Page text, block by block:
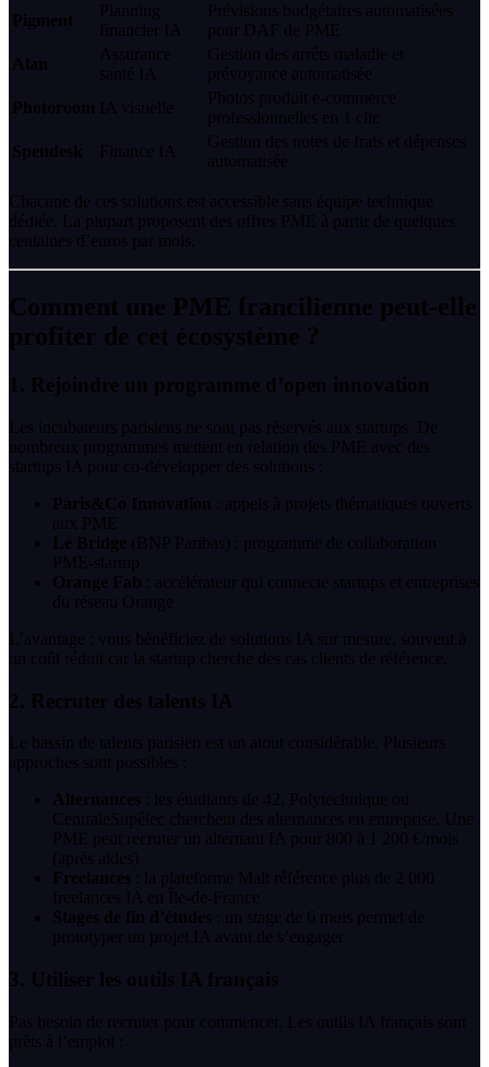
Pigment
Planning
financier IA
Prévisions budgétaires automatisées
pour DAF de PME
Alan
Assurance
santé IA
Gestion des arrêts maladie et
prévoyance automatisée
Photoroom IA visuelle
Photos produit e-commerce
professionnelles en 1 clic
Spendesk
Finance IA
Gestion des notes de frais et dépenses
automatisée
Chacune de ces solutions est accessible sans équipe technique
dédiée. La plupart proposent des offres PME à partir de quelques
centaines d’euros par mois.
Comment une PME francilienne peut-elle
profiter de cet écosystème ?
1. Rejoindre un programme d’open innovation
Les incubateurs parisiens ne sont pas réservés aux startups. De
nombreux programmes mettent en relation des PME avec des
startups IA pour co-développer des solutions :
Paris&Co Innovation : appels à projets thématiques ouverts
aux PME
Le Bridge (BNP Paribas) : programme de collaboration
PME-startup
Orange Fab : accélérateur qui connecte startups et entreprises
du réseau Orange
L’avantage : vous bénéficiez de solutions IA sur mesure, souvent à
un coût réduit car la startup cherche des cas clients de référence.
2. Recruter des talents IA
Le bassin de talents parisien est un atout considérable. Plusieurs
approches sont possibles :
Alternances : les étudiants de 42, Polytechnique ou
CentraleSupélec cherchent des alternances en entreprise. Une
PME peut recruter un alternant IA pour 800 à 1 200 €/mois
(après aides)
Freelances : la plateforme Malt référence plus de 2 000
freelances IA en Île-de-France
Stages de fin d’études : un stage de 6 mois permet de
prototyper un projet IA avant de s’engager
3. Utiliser les outils IA français
Pas besoin de recruter pour commencer. Les outils IA français sont
prêts à l’emploi :